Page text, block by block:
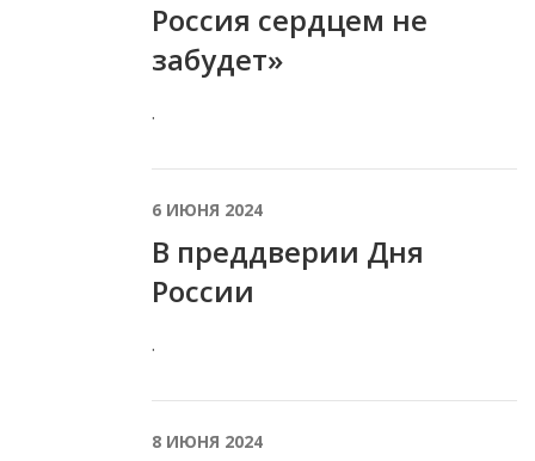
Россия сердцем не
забудет»
.
6 ИЮНЯ 2024
В преддверии Дня
России
.
8 ИЮНЯ 2024